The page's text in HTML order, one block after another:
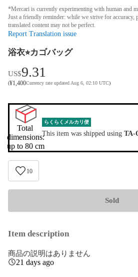
*Mercari is currently experimenting with human and
Just a friendly reminder: while we strive for accuracy,
translated content may not be perfect.
Report Translation issue
浴衣⭐︎カゴバッグ
US$9.31
(¥1,400Currency rate updated Aug 6, 02:10 UTC)
Total
dimensions:
up to 80 cm
らくらくメルカリ便
This item was shipped using TA-
10
Sold
Item description
商品の説明はありません
21 days ago